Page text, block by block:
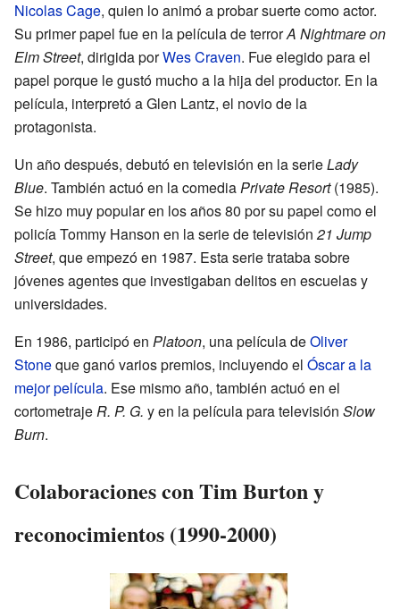
Nicolas Cage, quien lo animó a probar suerte como actor.
Su primer papel fue en la película de terrorA Nightmare on
Elm Street, dirigida porWes Craven. Fue elegido para el
papel porque le gustó mucho a la hija del productor. En la
película, interpretó a Glen Lantz, el novio de la
protagonista.
Un año después, debutó en televisión en la serieLady
Blue. También actuó en la comediaPrivate Resort(1985).
Se hizo muy popular en los años 80 por su papel como el
policía Tommy Hanson en la serie de televisión 21 Jump
Street, que empezó en 1987. Esta serie trataba sobre
jóvenes agentes que investigaban delitos en escuelas y
universidades.
En 1986, participó en Platoon, una película deOliver
Stoneque ganó varios premios, incluyendo el Óscar a la
mejor película. Ese mismo año, también actuó en el
cortometrajeR. P. G. y en la película para televisión Slow
Burn.
Colaboraciones con Tim Burton y
reconocimientos (1990-2000)